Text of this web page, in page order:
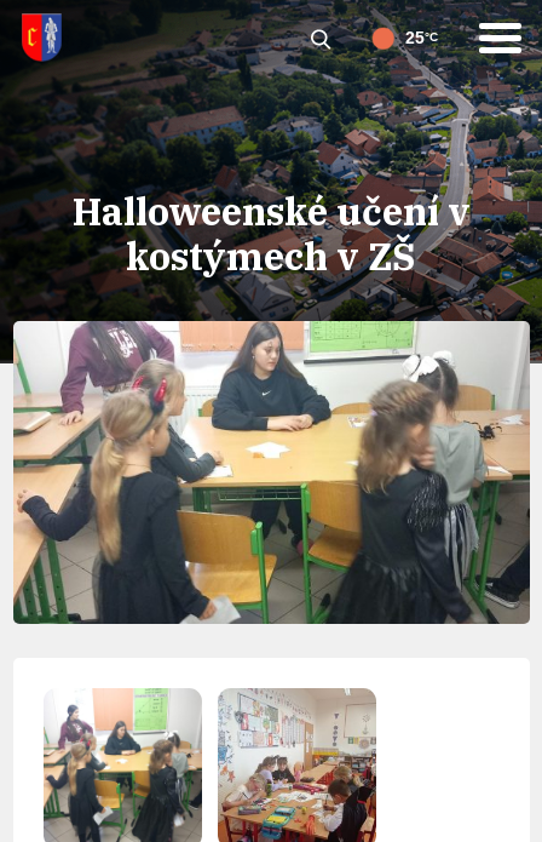
25°C
Halloweenské učení v
kostýmech v ZŠ